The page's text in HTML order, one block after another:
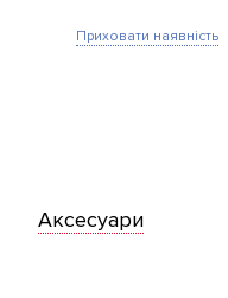
Приховати наявність
Аксесуари